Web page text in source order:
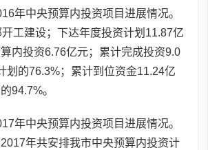
年中央预算内投资项目进展情况。
工建设；下达年度投资计划11.87亿
内投资6.76亿元；累计完成投资9.0
划的76.3%；累计到位资金11.24亿
94.7%。
年中央预算内投资项目进展情况。
年共安排我市中央预算内投资计